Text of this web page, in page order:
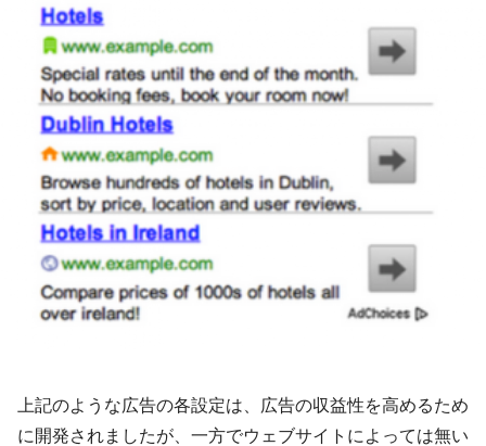
上記のような広告の各設定は、広告の収益性を高めるため
に開発されましたが、一方でウェブサイトによっては無い